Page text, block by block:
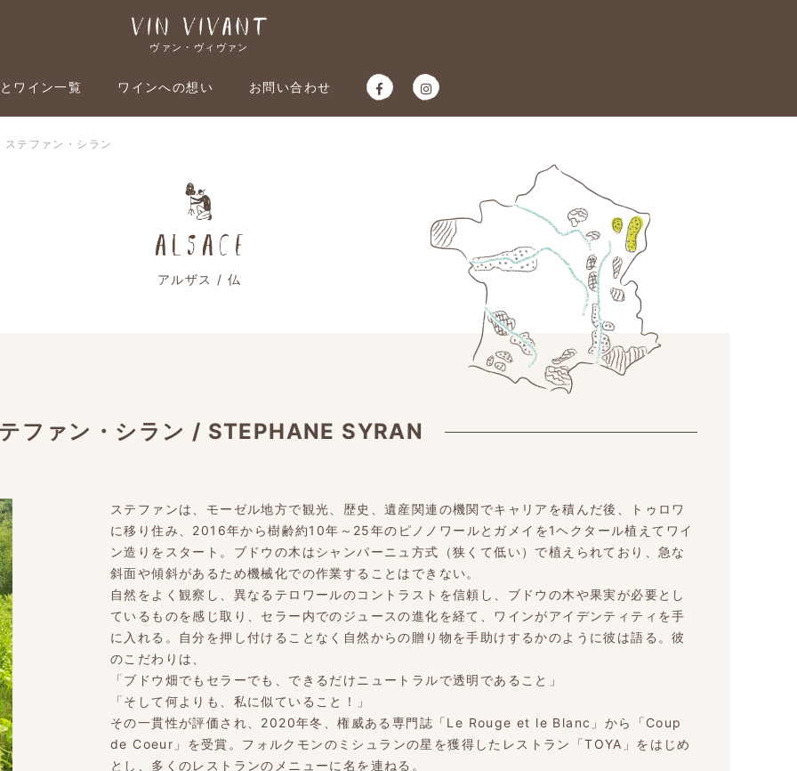
ヴァン・ヴィヴァン
ワイン一覧 ワインへの想い お問い合わせ
テファン・シラン
アルザス / 仏
ファン・シラン / STEPHANE SYRAN
ステファンは、モーゼル地方で観光、歴史、遺産関連の機関でキャリアを積んだ後、トゥロワ
に移り住み、2016年から樹齢約10年～25年のピノノワールとガメイを1ヘクタール植えてワイ
ン造りをスタート。ブドウの木はシャンパーニュ方式（狭くて低い）で植えられており、急な
斜面や傾斜があるため機械化での作業することはできない。
自然をよく観察し、異なるテロワールのコントラストを信頼し、ブドウの木や果実が必要とし
ているものを感じ取り、セラー内でのジュースの進化を経て、ワインがアイデンティティを手
に入れる。自分を押し付けることなく自然からの贈り物を手助けするかのように彼は語る。彼
のこだわりは、
「ブドウ畑でもセラーでも、できるだけニュートラルで透明であること」
「そして何よりも、私に似ていること！」
その一貫性が評価され、2020年冬、権威ある専門誌「Le Rouge et le Blanc」から「Coup
de Coeur」を受賞。フォルクモンのミシュランの星を獲得したレストラン「TOYA」をはじめ
とし、多くのレストランのメニューに名を連ねる。